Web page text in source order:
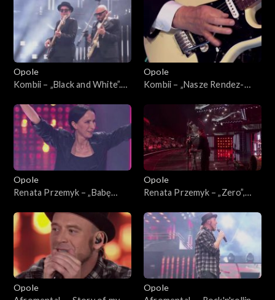
„SuperJedynki”
niebo”, „Proste”. 63. KFPP:
Koncert „SuperJedynki”
Opole
Kombii – „Black and White”.
„SuperJedynki”
Opole
Kombii – „Nasze Rendez-
„SuperJedynki”
Opole
Renata Przemyk – „Babę
Koncert „SuperJedynki”
Opole
Renata Przemyk – „Zero”,
Koncert „SuperJedynki”
Opole
Opole